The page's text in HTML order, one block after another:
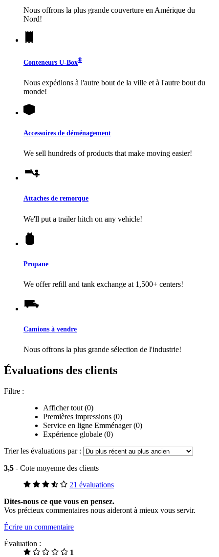
Nous offrons la plus grande couverture en Amérique du
Nord!
Conteneurs U-Box®
Nous expédions à l'autre bout de la ville et à l'autre bout du
monde!
Accessoires de déménagement
We sell hundreds of products that make moving easier!
Attaches de remorque
We'll put a trailer hitch on any vehicle!
Propane
We offer refill and tank exchange at 1,500+ centers!
Camions à vendre
Nous offrons la plus grande sélection de l'industrie!
Évaluations des clients
Filtre :
Afficher tout (0)
Premières impressions (0)
Service en ligne Emménager (0)
Expérience globale (0)
Trier les évaluations par :
3,5 - Cote moyenne des clients
21 évaluations
Dites-nous ce que vous en pensez.
Vos précieux commentaires nous aideront à mieux vous servir.
Écrire un commentaire
Évaluation :
1